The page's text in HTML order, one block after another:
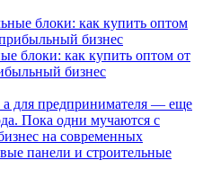
блоки: как купить оптом от
бизнес
для предпринимателя — еще
Пока одни мучаются с
на современных
панели и строительные